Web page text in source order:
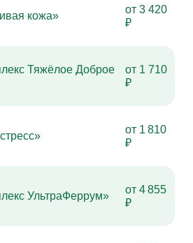
кожа»
от 3 420
₽
Тяжёлое Доброе
от 1 710
₽
от 1 810
₽
УльтраФеррум»
от 4 855
₽